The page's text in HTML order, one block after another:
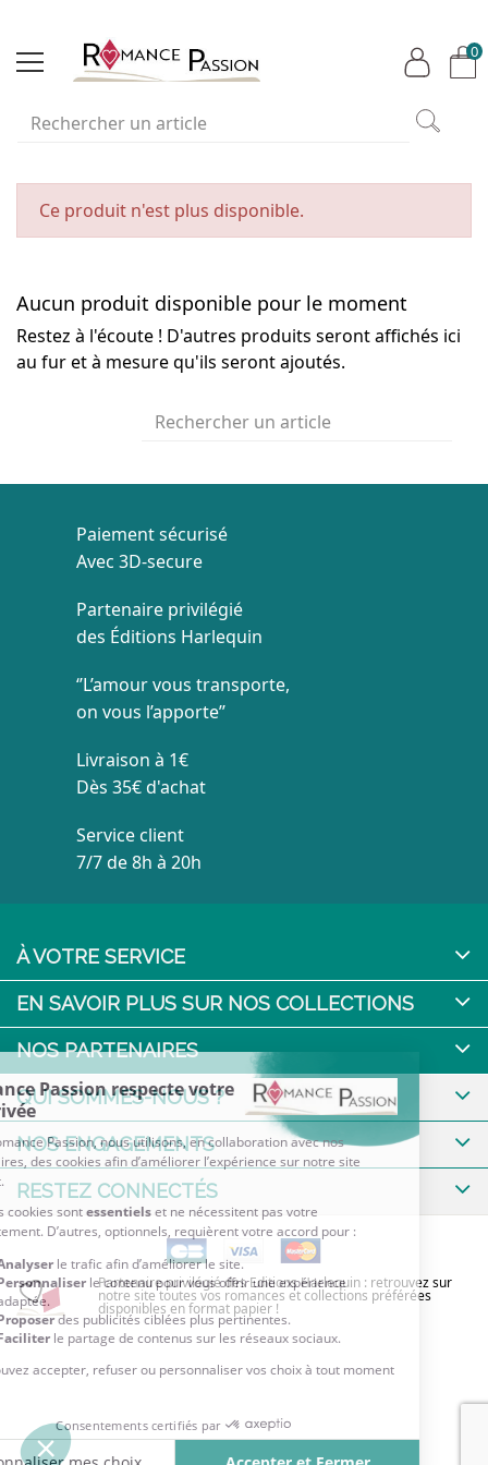
0
Ce produit n'est plus disponible.
Aucun produit disponible pour le moment
Restez à l'écoute ! D'autres produits seront affichés ici
au fur et à mesure qu'ils seront ajoutés.
Paiement sécurisé
Avec 3D-secure
Partenaire privilégié
des Éditions Harlequin
‘’L’amour vous transporte,
on vous l’apporte’’
Livraison à 1€
Dès 35€ d'achat
Service client
7/7 de 8h à 20h
À VOTRE SERVICE
EN SAVOIR PLUS SUR NOS COLLECTIONS
NOS PARTENAIRES
QUI SOMMES-NOUS ?
NOS ENGAGEMENTS
RESTEZ CONNECTÉS
Partenaire privilégié des Editions Harlequin : retrouvez sur
notre site toutes vos romances et collections préférées
disponibles en format papier !